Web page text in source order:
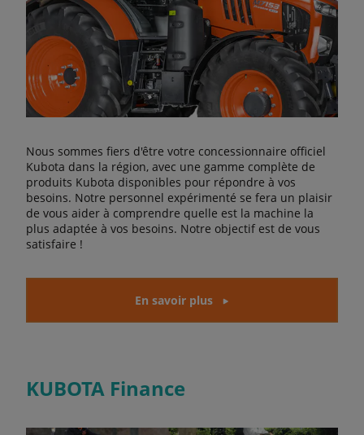
Nous sommes fiers d'être votre concessionnaire officiel
Kubota dans la région, avec une gamme complète de
produits Kubota disponibles pour répondre à vos
besoins. Notre personnel expérimenté se fera un plaisir
de vous aider à comprendre quelle est la machine la
plus adaptée à vos besoins. Notre objectif est de vous
satisfaire !
En savoir plus
KUBOTA Finance